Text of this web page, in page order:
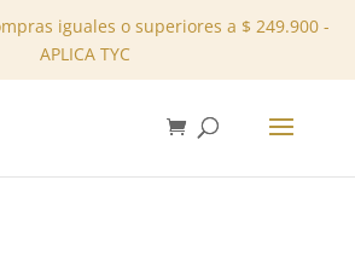
iguales o superiores a $ 249.900 -
APLICA TYC
✕